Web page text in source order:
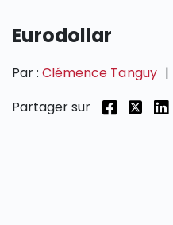
Eurodollar
Par :Clémence Tanguy |
Partager sur